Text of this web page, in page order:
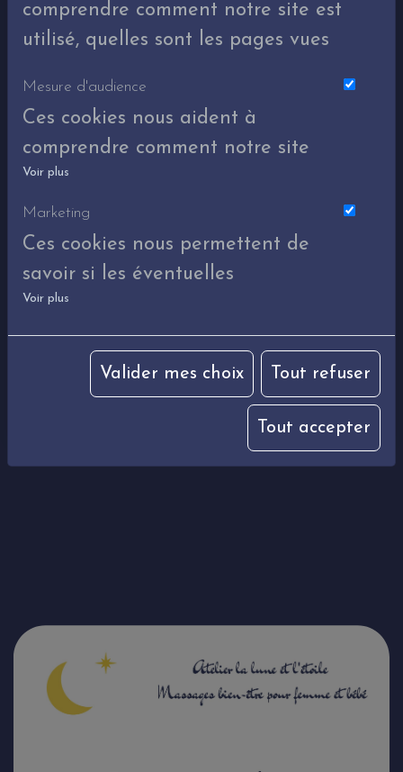
informations nécessaires à la
bonne adaptation du massage.
Contre-indications: pathologies
importantes (problèmes
cardiaques, inflammations
contagieuse...), phlébite,
thrombose, certains cancers,
intervention chirurgicale récente...
En cas de doute, demandez
conseil à votre médecin ou votre
sage-femme.
comprendre comment notre site est
utilisé, quelles sont les pages vues
Mesure d'audience
Ces cookies nous aident à
comprendre comment notre site
est utilisé. Nous savons quelles
pages sont les plus vues, d'où
viennent nos visiteurs. Ils sont
essentiels pour nous afin de
vous offrir la meilleure
Voir plus
Marketing
Ces cookies nous permettent de
savoir si les éventuelles
publicités que nous avons pu
vous proposer ont été
pertinentes.
Voir plus
Valider mes choix Tout refuser
Tout accepter